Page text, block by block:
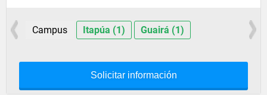
Campus Itapúa (1) Guairá (1)
Solicitar información